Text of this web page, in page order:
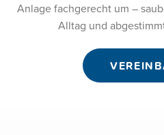
Anlage fachgerecht um –
Alltag und